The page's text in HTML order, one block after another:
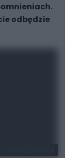
odbędzie